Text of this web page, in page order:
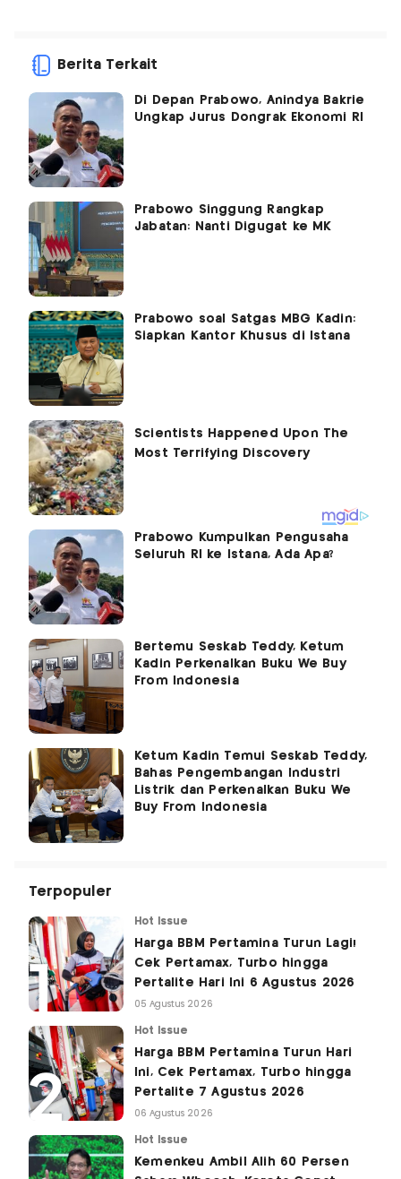
Berita Terkait
Di Depan Prabowo, Anindya Bakrie
Ungkap Jurus Dongrak Ekonomi RI
Prabowo Singgung Rangkap
Jabatan: Nanti Digugat ke MK
Prabowo soal Satgas MBG Kadin:
Siapkan Kantor Khusus di Istana
Prabowo Kumpulkan Pengusaha
Seluruh RI ke Istana, Ada Apa?
Bertemu Seskab Teddy, Ketum
Kadin Perkenalkan Buku We Buy
From Indonesia
Ketum Kadin Temui Seskab Teddy,
Bahas Pengembangan Industri
Listrik dan Perkenalkan Buku We
Buy From Indonesia
Terpopuler
Hot Issue
Harga BBM Pertamina Turun Lagi!
Cek Pertamax, Turbo hingga
Pertalite Hari Ini 6 Agustus 2026
05 Agustus 2026
Hot Issue
Harga BBM Pertamina Turun Hari
Ini, Cek Pertamax, Turbo hingga
Pertalite 7 Agustus 2026
06 Agustus 2026
Hot Issue
Kemenkeu Ambil Alih 60 Persen